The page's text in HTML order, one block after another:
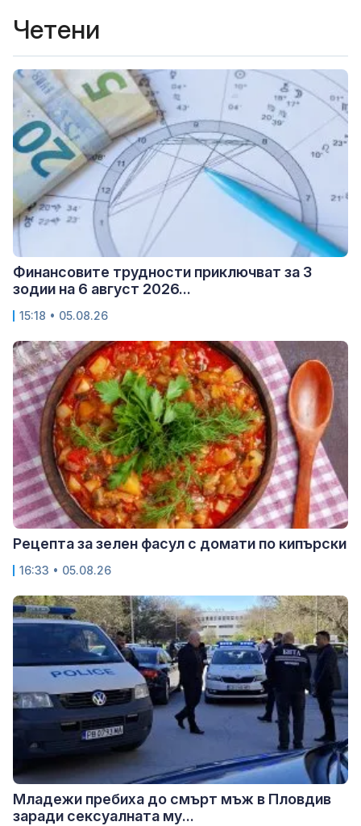
Четени
Финансовите трудности приключват за 3
зодии на 6 август 2026...
15:18 • 05.08.26
Рецепта за зелен фасул с домати по кипърски
16:33 • 05.08.26
Младежи пребиха до смърт мъж в Пловдив
заради сексуалната му...